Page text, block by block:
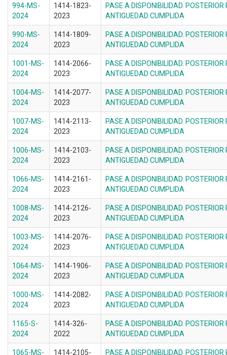
994-MS-
2024
1414-1823-
2023
PASE A DISPONIBILIDAD.
ANTIGUEDAD CUMPLIDA
990-MS-
2024
1414-1809-
2023
PASE A DISPONIBILIDAD.
ANTIGUEDAD CUMPLIDA
1001-MS-
2024
1414-2066-
2023
PASE A DISPONIBILIDAD.
ANTIGUEDAD CUMPLIDA
1004-MS-
2024
1414-2077-
2023
PASE A DISPONIBILIDAD.
ANTIGUEDAD CUMPLIDA
1007-MS-
2024
1414-2113-
2023
PASE A DISPONIBILIDAD.
ANTIGUEDAD CUMPLIDA
1006-MS-
2024
1414-2103-
2023
PASE A DISPONIBILIDAD.
ANTIGUEDAD CUMPLIDA
1066-MS-
2024
1414-2161-
2023
PASE A DISPONIBILIDAD.
ANTIGUEDAD CUMPLIDA
1008-MS-
2024
1414-2126-
2023
PASE A DISPONIBILIDAD.
ANTIGUEDAD CUMPLIDA
1003-MS-
2024
1414-2076-
2023
PASE A DISPONIBILIDAD.
ANTIGUEDAD CUMPLIDA
1064-MS-
2024
1414-1906-
2023
PASE A DISPONIBILIDAD.
ANTIGUEDAD CUMPLIDA
1000-MS-
2024
1414-2082-
2023
PASE A DISPONIBILIDAD.
ANTIGUEDAD CUMPLIDA
1165-S-
2024
1414-326-
2022
PASE A DISPONIBILIDAD.
ANTIGUEDAD CUMPLIDA
1065-MS- 1414-2105- PASE A DISPONIBILIDAD.